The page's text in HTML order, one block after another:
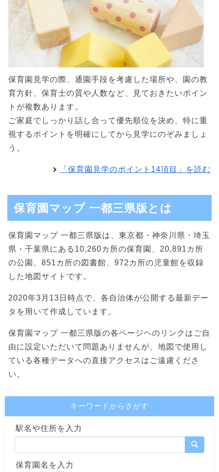
保育園見学の際、通園手段を考慮した場所や、園の教
育方針、保育士の質や人数など、見ておきたいポイン
トが複数あります。
ご家庭でしっかり話し合って優先順位を決め、特に重
視するポイントを明確にしてから見学にのぞみましょ
う。
「保育園見学のポイント14項目」を読む
保育園マップ 一都三県版とは
保育園マップ 一都三県版は、東京都・神奈川県・埼玉
県・千葉県にある10,260カ所の保育園、20,891カ所
の公園、851カ所の図書館、972カ所の児童館を収録
した地図サイトです。
2020年3月13日時点で、各自治体が公開する最新デー
タを用いて作成しています。
保育園マップ 一都三県版の各ページヘのリンクはご自
由に設定いただいて問題ありませんが、地図で使用し
ている各種データへの直接アクセスはご遠慮くださ
い。
キーワードからさがす
駅名や住所を入力
保育園名を入力